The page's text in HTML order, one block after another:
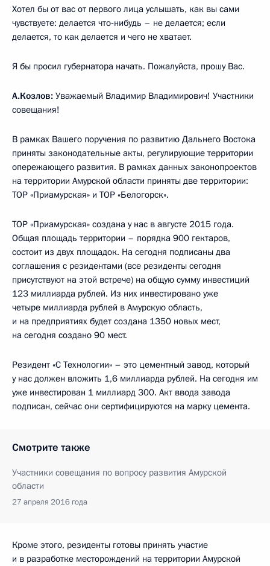
Хотел бы от вас от первого лица услышать, как вы сами
чувствуете: делается что‑нибудь – не делается; если
делается, то как делается и чего не хватает.
Я бы просил губернатора начать. Пожалуйста, прошу Вас.
А.Козлов: Уважаемый Владимир Владимирович! Участники
совещания!
В рамках Вашего поручения по развитию Дальнего Востока
приняты законодательные акты, регулирующие территории
опережающего развития. В рамках данных законопроектов
на территории Амурской области приняты две территории:
ТОР «Приамурская» и ТОР «Белогорск».
ТОР «Приамурская» создана у нас в августе 2015 года.
Общая площадь территории – порядка 900 гектаров,
состоит из двух площадок. На сегодня подписаны два
соглашения с резидентами (все резиденты сегодня
присутствуют на этой встрече) на общую сумму инвестиций
123 миллиарда рублей. Из них инвестировано уже
четыре миллиарда рублей в Амурскую область,
и на предприятиях будет создана 1350 новых мест,
на сегодня создано 90 мест.
Резидент «С Технологии» – это цементный завод, который
у нас должен вложить 1,6 миллиарда рублей. На сегодня им
уже инвестирован 1 миллиард 300. Акт ввода завода
подписан, сейчас они сертифицируются на марку цемента.
Смотрите также
Участники совещания по вопросу развития Амурской
области
27 апреля 2016 года
Кроме этого, резиденты готовы принять участие
и в разработке месторождений на территории Амурской